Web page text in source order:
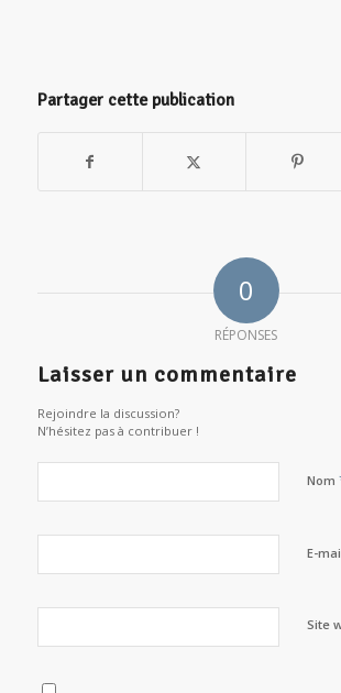
Partager cette publication
0
RÉPONSES
Laisser un commentaire
Rejoindre la discussion?
N’hésitez pas à contribuer !
Nom
E-
Site